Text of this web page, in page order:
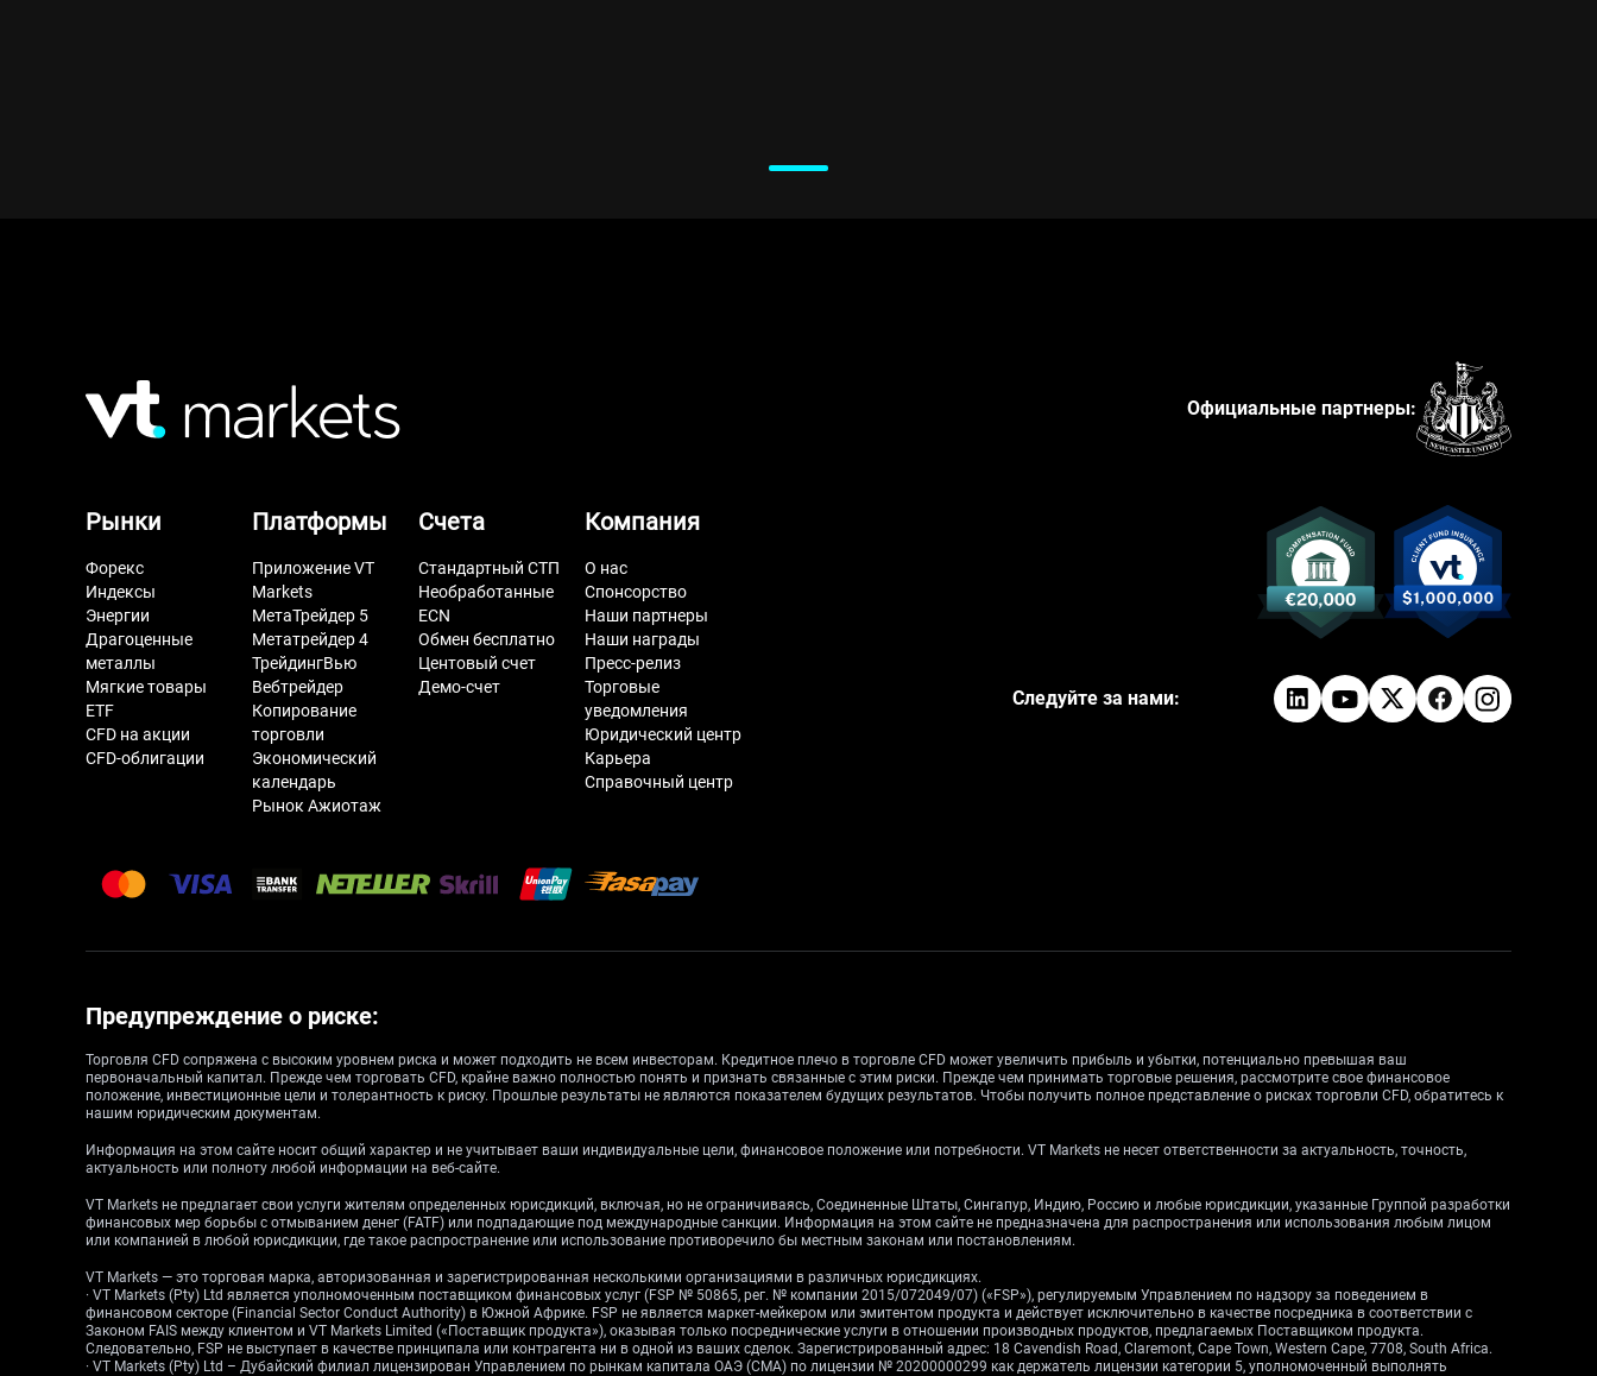
Официальные партнеры:
Рынки
Форекс
Индексы
Энергии
Драгоценные
металлы
Мягкие товары
ETF
CFD на акции
CFD-облигации
Платформы
Приложение VT
Markets
МетаТрейдер 5
Метатрейдер 4
ТрейдингВью
Вебтрейдер
Копирование
торговли
Экономический
календарь
Рынок Ажиотаж
Счета
Стандартный СТП
Необработанные
ECN
Обмен бесплатно
Центовый счет
Демо-счет
Компания
О нас
Спонсорство
Наши партнеры
Наши награды
Пресс-релиз
Торговые
уведомления
Юридический центр
Карьера
Справочный центр
Следуйте за нами:
Предупреждение о риске:
Торговля CFD сопряжена с высоким уровнем риска и может подходить не всем инвесторам. Кредитное плечо в торговле CFD может увеличить прибыль и убытки, потенциально превышая ваш
первоначальный капитал. Прежде чем торговать CFD, крайне важно полностью понять и признать связанные с этим риски. Прежде чем принимать торговые решения, рассмотрите свое финансовое
положение, инвестиционные цели и толерантность к риску. Прошлые результаты не являются показателем будущих результатов. Чтобы получить полное представление о рисках торговли CFD, обратитесь к
нашим юридическим документам.
Информация на этом сайте носит общий характер и не учитывает ваши индивидуальные цели, финансовое положение или потребности. VT Markets не несет ответственности за актуальность, точность,
актуальность или полноту любой информации на веб-сайте.
VT Markets не предлагает свои услуги жителям определенных юрисдикций, включая, но не ограничиваясь, Соединенные Штаты, Сингапур, Индию, Россию и любые юрисдикции, указанные Группой разработки
финансовых мер борьбы с отмыванием денег (FATF) или подпадающие под международные санкции. Информация на этом сайте не предназначена для распространения или использования любым лицом
или компанией в любой юрисдикции, где такое распространение или использование противоречило бы местным законам или постановлениям.
VT Markets — это торговая марка, авторизованная и зарегистрированная несколькими организациями в различных юрисдикциях.
· VT Markets (Pty) Ltd является уполномоченным поставщиком финансовых услуг (FSP № 50865, рег. № компании 2015/072049/07) («FSP»), регулируемым Управлением по надзору за поведением в
финансовом секторе (Financial Sector Conduct Authority) в Южной Африке. FSP не является маркет-мейкером или эмитентом продукта и действует исключительно в качестве посредника в соответствии с
Законом FAIS между клиентом и VT Markets Limited («Поставщик продукта»), оказывая только посреднические услуги в отношении производных продуктов, предлагаемых Поставщиком продукта.
Следовательно, FSP не выступает в качестве принципала или контрагента ни в одной из ваших сделок. Зарегистрированный адрес: 18 Cavendish Road, Claremont, Cape Town, Western Cape, 7708, South Africa.
· VT Markets (Pty) Ltd – Дубайский филиал лицензирован Управлением по рынкам капитала ОАЭ (CMA) по лицензии № 20200000299 как держатель лицензии категории 5, уполномоченный выполнять